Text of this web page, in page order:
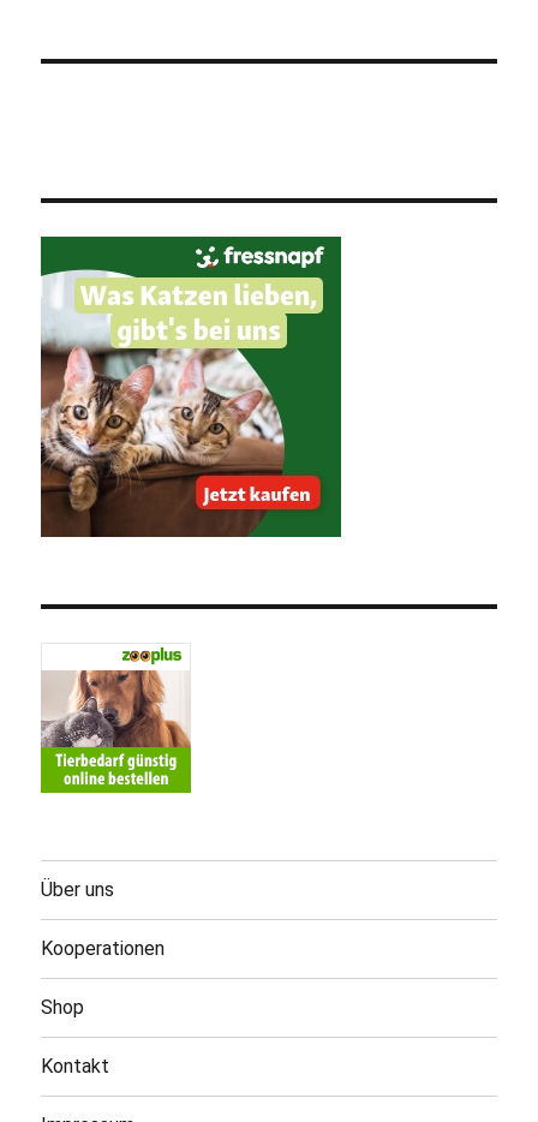
Über uns
Kooperationen
Shop
Kontakt